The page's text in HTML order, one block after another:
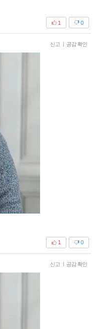
0
1
신고 | 공감 확인
0
1
신고 | 공감 확인